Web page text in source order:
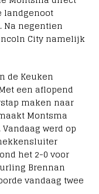
landgenoot
Na negentien
City namelijk
de Keuken
een aflopend
maken naar
Montsma
werd op
het 2-0 voor
Brennan
vandaag twee